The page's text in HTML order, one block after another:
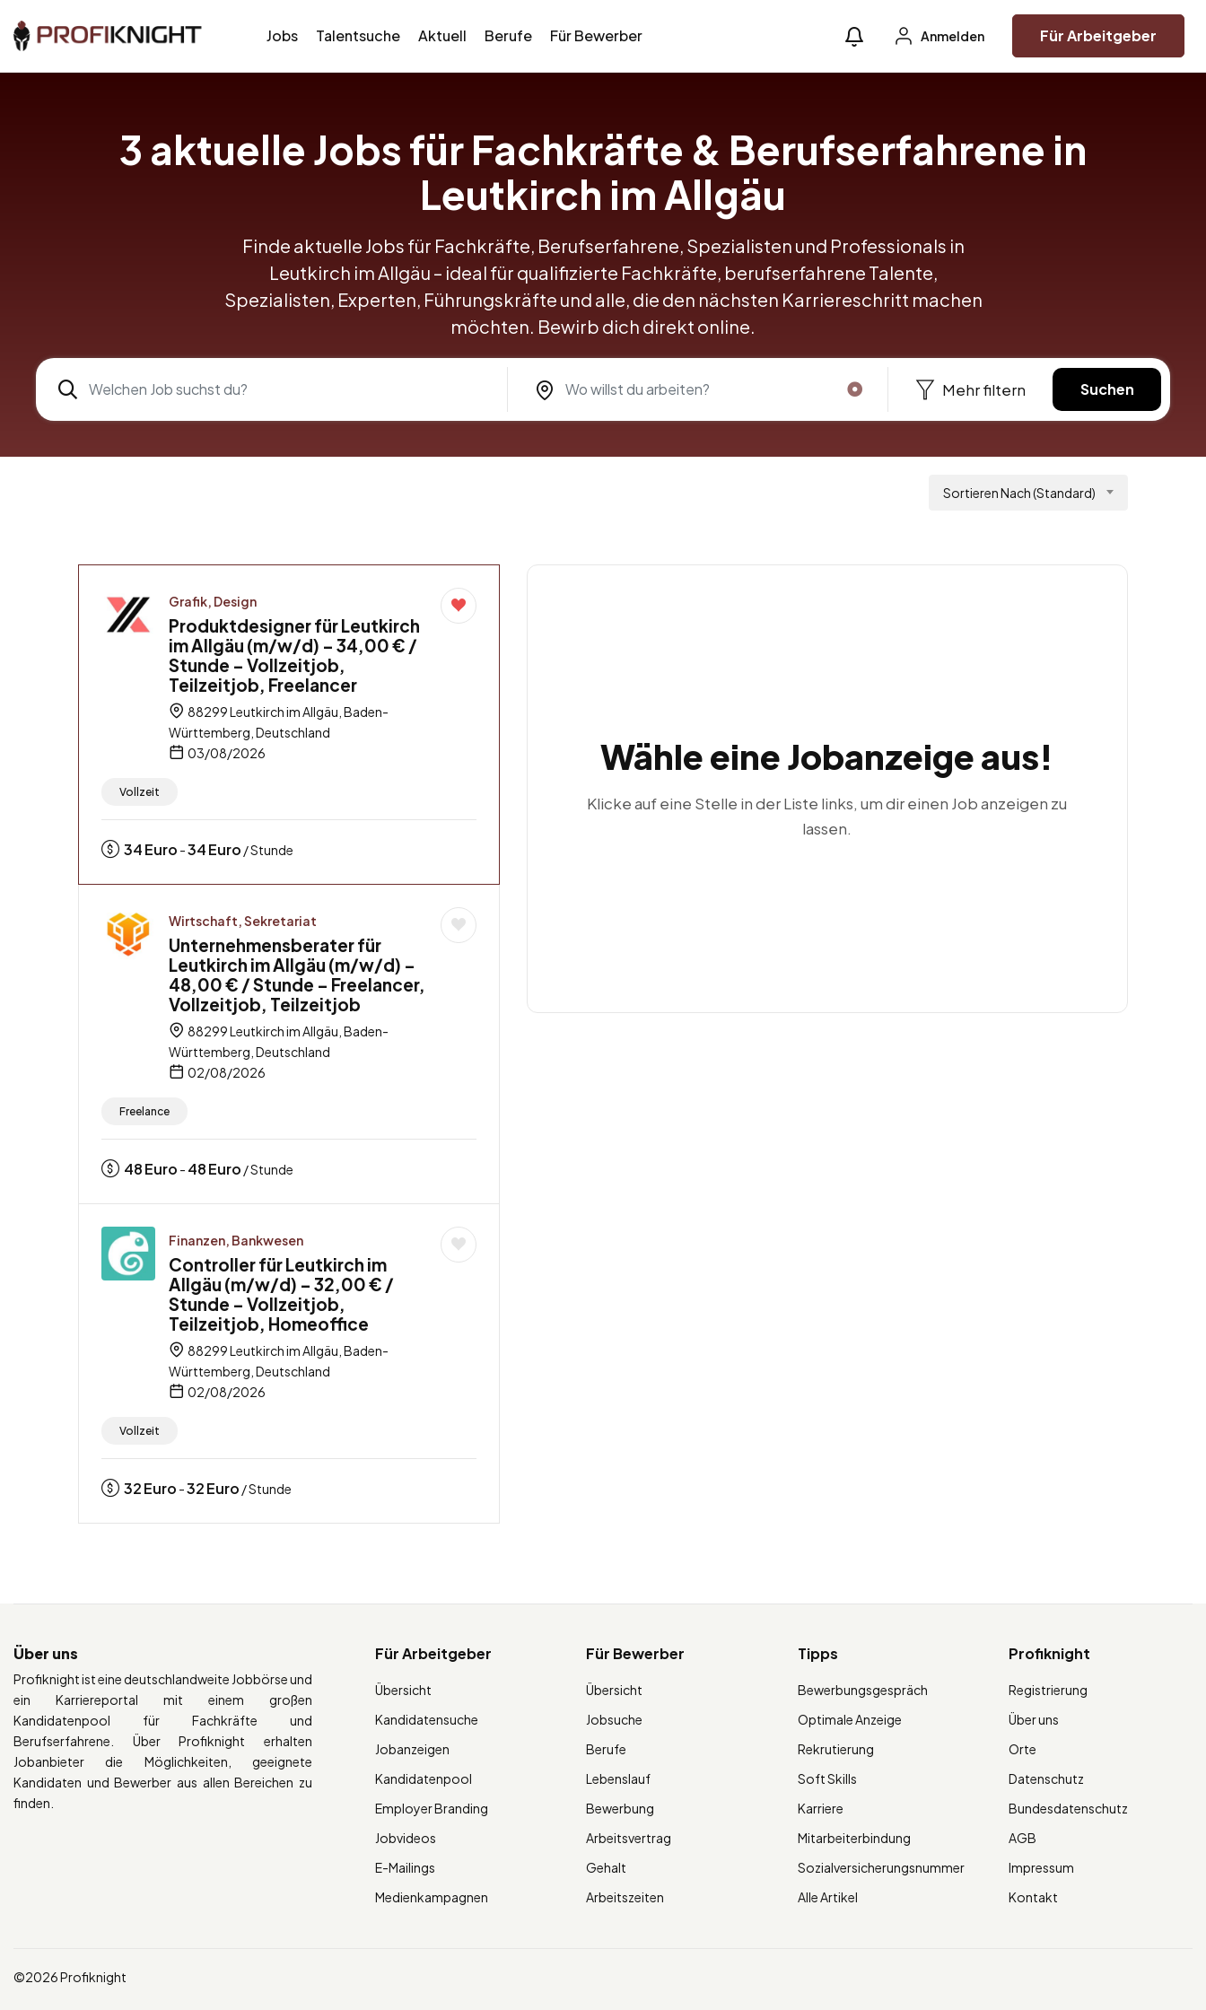
Jobs Talentsuche Aktuell Berufe Für Bewerber Anmelden Für Arbeitgeber
3 aktuelle Jobs für Fachkräfte & Berufserfahrene in
Leutkirch im Allgäu
Finde aktuelle Jobs für Fachkräfte, Berufserfahrene, Spezialisten und Professionals in
Leutkirch im Allgäu – ideal für qualifizierte Fachkräfte, berufserfahrene Talente,
Spezialisten, Experten, Führungskräfte und alle, die den nächsten Karriereschritt machen
möchten. Bewirb dich direkt online.
Mehr filtern Suchen
Sortieren Nach (Standard)
Grafik, Design
Produktdesigner für Leutkirch
im Allgäu (m/w/d) – 34,00 € /
Stunde – Vollzeitjob,
Teilzeitjob, Freelancer
88299 Leutkirch im Allgäu, Baden-
Württemberg, Deutschland
03/08/2026
Vollzeit
34Euro -34Euro / Stunde
Wirtschaft, Sekretariat
Unternehmensberater für
Leutkirch im Allgäu (m/w/d) –
48,00 € / Stunde – Freelancer,
Vollzeitjob, Teilzeitjob
88299 Leutkirch im Allgäu, Baden-
Württemberg, Deutschland
02/08/2026
Freelance
48Euro - 48Euro / Stunde
Finanzen, Bankwesen
Controller für Leutkirch im
Allgäu (m/w/d) – 32,00 € /
Stunde – Vollzeitjob,
Teilzeitjob, Homeoffice
88299 Leutkirch im Allgäu, Baden-
Württemberg, Deutschland
02/08/2026
Vollzeit
32Euro -32Euro / Stunde
Wähle eine Jobanzeige aus!
Klicke auf eine Stelle in der Liste links, um dir einen Job anzeigen zu
lassen.
Über uns
Profiknight ist eine deutschlandweite Jobbörse und
ein Karriereportal mit einem großen
Kandidatenpool für Fachkräfte und
Berufserfahrene. Über Profiknight erhalten
Jobanbieter die Möglichkeiten, geeignete
Kandidaten und Bewerber aus allen Bereichen zu
finden.
Für Arbeitgeber
Übersicht
Kandidatensuche
Jobanzeigen
Kandidatenpool
Employer Branding
Jobvideos
E-Mailings
Medienkampagnen
Für Bewerber
Übersicht
Jobsuche
Berufe
Lebenslauf
Bewerbung
Arbeitsvertrag
Gehalt
Arbeitszeiten
Tipps
Bewerbungsgespräch
Optimale Anzeige
Rekrutierung
Soft Skills
Karriere
Mitarbeiterbindung
Sozialversicherungsnummer
Alle Artikel
Profiknight
Registrierung
Über uns
Orte
Datenschutz
Bundesdatenschutz
AGB
Impressum
Kontakt
©2026 Profiknight